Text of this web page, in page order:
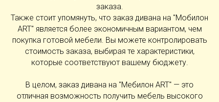
заказа.
Также стоит упомянуть, что заказ дивана на "Мобилон
ART" является более экономичным вариантом, чем
покупка готовой мебели. Вы можете контролировать
стоимость заказа, выбирая те характеристики,
которые соответствуют вашему бюджету.
В целом, заказ дивана на "Мебилон ART" — это
отличная возможность получить мебель высокого